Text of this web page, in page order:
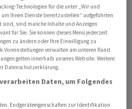
wurden dort abgesagt,
am frühen
Verdi-Mann Tarim
Anteil im Tagesverlauf noch
sind die Folgen an
und Stuttgart, wo alle
In Düsseldorf war es hingegen
Technologien für die unter „Wir und
Ihnen Dienste bereitzustellen“ aufgeführten
sind manche Inhalte und Anzeigen
für Sie. Sie können dieses Menü jederzeit
zu ändern oder Ihre Einwilligung zu
Voreinstellungen verwalten am unteren Rand
gelten innerhalb unseres Website. Weitere
Datenschutzerklärung.
Daten, um Folgendes
Endgeräteeigenschaften zur Identifikation